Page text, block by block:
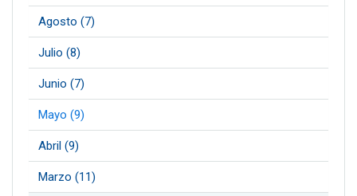
Agosto (7)
Julio (8)
Junio (7)
Mayo (9)
Abril (9)
Marzo (11)